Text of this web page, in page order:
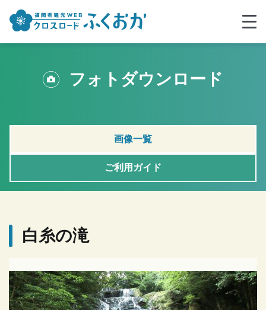
フォトダウンロード
画像一覧
ご利用ガイド
白糸の滝